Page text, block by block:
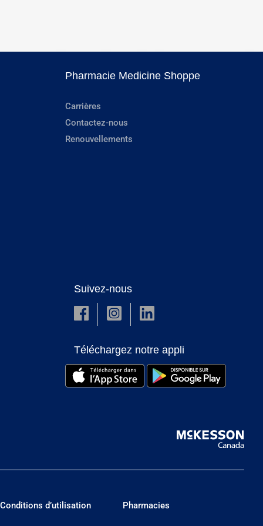
Pharmacie Medicine Shoppe
Carrières
Contactez-nous
Renouvellements
Suivez-nous
Téléchargez notre appli
Conditions d’utilisation Pharmacies